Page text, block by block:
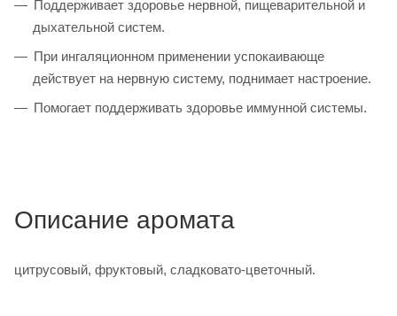
Поддерживает здоровье нервной, пищеварительной и
дыхательной систем.
При ингаляционном применении успокаивающе
действует на нервную систему, поднимает настроение.
Помогает поддерживать здоровье иммунной системы.
Описание аромата
цитрусовый, фруктовый, сладковато-цветочный.